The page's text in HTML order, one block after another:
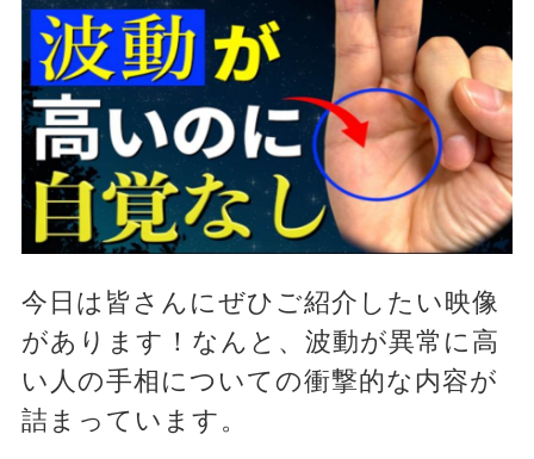
今日は皆さんにぜひご紹介したい映像
があります！なんと、波動が異常に高
い人の手相についての衝撃的な内容が
詰まっています。